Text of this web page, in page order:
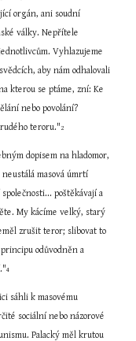
orgán, ani soudní
války. Nepřítele
Vyhlazujeme
aby nám odhalovali
kterou se ptáme, zní: Ke
nebo povolání?
rudého teroru."2
dopisem na hladomor,
masová úmrtí
poštěkávají a
My kácíme velký, starý
zrušit teror; slibovat to
odůvodněn a
4
sáhli k masovému
sociální nebo názorové
Palacký měl krutou